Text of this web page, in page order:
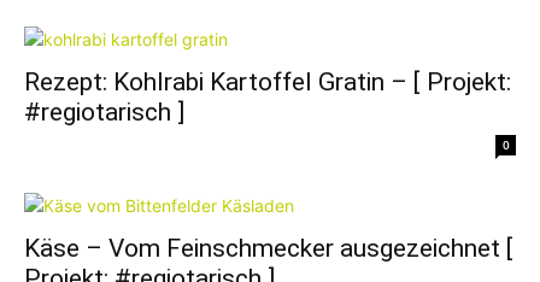
Rezept: Kohlrabi Kartoffel Gratin – [ Projekt:
#regiotarisch ]
0
Käse – Vom Feinschmecker ausgezeichnet [